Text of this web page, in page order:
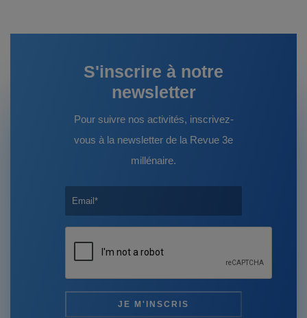
S'inscrire à notre
newsletter
Pour suivre nos activités, inscrivez-
vous à la newsletter de la Revue 3e
millénaire.